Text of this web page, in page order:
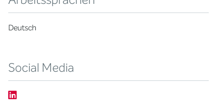
Deutsch
Social Media